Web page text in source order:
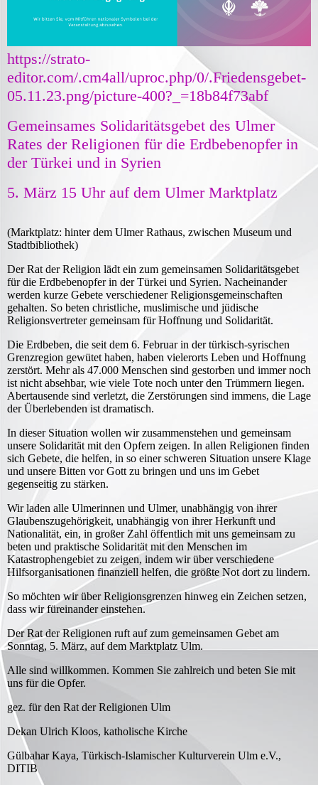
https://strato-
editor.com/.cm4all/uproc.php/0/.Friedensgebet-
05.11.23.png/picture-400?_=18b84f73abf
Gemeinsames Solidaritätsgebet des Ulmer
Rates der Religionen für die Erdbebenopfer in
der Türkei und in Syrien
5. März 15 Uhr auf dem Ulmer Marktplatz
(Marktplatz: hinter dem Ulmer Rathaus, zwischen Museum und
Stadtbibliothek)
Der Rat der Religion lädt ein zum gemeinsamen Solidaritätsgebet
für die Erdbebenopfer in der Türkei und Syrien. Nacheinander
werden kurze Gebete verschiedener Religionsgemeinschaften
gehalten. So beten christliche, muslimische und jüdische
Religionsvertreter gemeinsam für Hoffnung und Solidarität.
Die Erdbeben, die seit dem 6. Februar in der türkisch-syrischen
Grenzregion gewütet haben, haben vielerorts Leben und Hoffnung
zerstört. Mehr als 47.000 Menschen sind gestorben und immer noch
ist nicht absehbar, wie viele Tote noch unter den Trümmern liegen.
Abertausende sind verletzt, die Zerstörungen sind immens, die Lage
der Überlebenden ist dramatisch.
In dieser Situation wollen wir zusammenstehen und gemeinsam
unsere Solidarität mit den Opfern zeigen. In allen Religionen finden
sich Gebete, die helfen, in so einer schweren Situation unsere Klage
und unsere Bitten vor Gott zu bringen und uns im Gebet
gegenseitig zu stärken.
Wir laden alle Ulmerinnen und Ulmer, unabhängig von ihrer
Glaubenszugehörigkeit, unabhängig von ihrer Herkunft und
Nationalität, ein, in großer Zahl öffentlich mit uns gemeinsam zu
beten und praktische Solidarität mit den Menschen im
Katastrophengebiet zu zeigen, indem wir über verschiedene
Hilfsorganisationen finanziell helfen, die größte Not dort zu lindern.
So möchten wir über Religionsgrenzen hinweg ein Zeichen setzen,
dass wir füreinander einstehen.
Der Rat der Religionen ruft auf zum gemeinsamen Gebet am
Sonntag, 5. März, auf dem Marktplatz Ulm.
Alle sind willkommen. Kommen Sie zahlreich und beten Sie mit
uns für die Opfer.
gez. für den Rat der Religionen Ulm
Dekan Ulrich Kloos, katholische Kirche
Gülbahar Kaya, Türkisch-Islamischer Kulturverein Ulm e.V.,
DITIB